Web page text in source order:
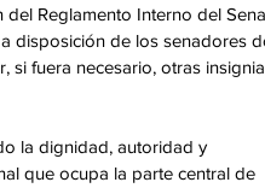
Reglamento Interno del
disposición de los senadores
si fuera necesario, otras
la dignidad, autoridad y
que ocupa la parte central de